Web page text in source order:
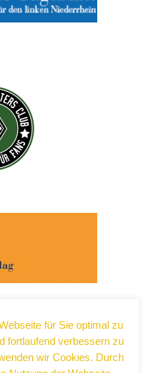
Newsletter!
wollen, tragen Sie sich
und Kultur in Neuss!
für Sie optimal zu
fortlaufend verbessern zu
wir Cookies. Durch